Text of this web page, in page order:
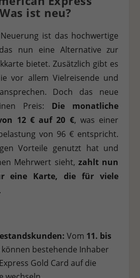
ist neu?
ist das hochwertige
nun eine Alternative zur
bietet. Zusätzlich gibt es
vor allem Vielreisende und
Doch das neue
Preis: Die monatliche
12 € auf 20 €, was einer
von 96 € entspricht.
Vorteile genutzt hat und
Mehrwert sieht,zahlt nun
eine Karte, die für viele
Vom 11. bis
bestehende Inhaber
Gold Card auf die
können verarbeitet werden (z. B. IP-
Anzeigen und Inhalte oder
finden Sie in unserer
Es besteht keine Verpflichtung, der
zuzustimmen, um dieses Angebot
beachten Sie, dass aufgrund
möglicherweise nicht alle
zur Verfügung stehen.
über alle verwendeten Cookies.
zu ganzen Kategorien geben
anzeigen lassen und so nur
Speichern Ablehnen
Zurück
Informationen anzeigen
anonym. Diese Informationen
unsere Besucher unsere Website nutzen.